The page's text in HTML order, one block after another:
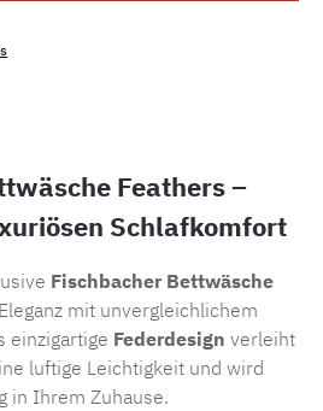
Feathers –
Schlafkomfort
Fischbacher Bettwäsche
mit unvergleichlichem
einzigartige Federdesign verleiht
luftige Leichtigkeit und wird
in Ihrem Zuhause.